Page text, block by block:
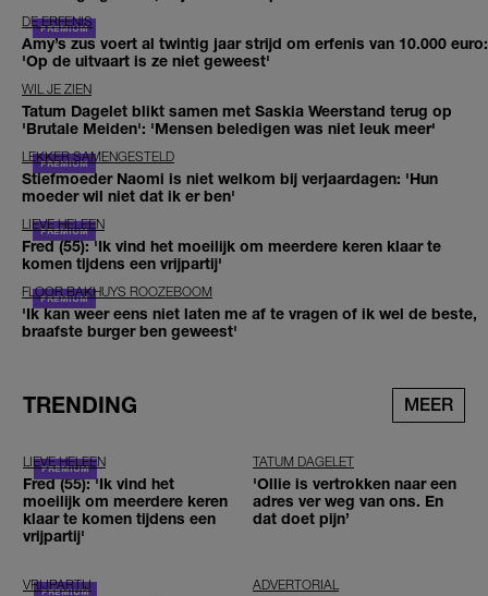
DE ERFENIS
Amy’s zus voert al twintig jaar strijd om erfenis van 10.000 euro:
'Op de uitvaart is ze niet geweest'
WIL JE ZIEN
Tatum Dagelet blikt samen met Saskia Weerstand terug op
'Brutale Meiden': 'Mensen beledigen was niet leuk meer'
LEKKER SAMENGESTELD
Stiefmoeder Naomi is niet welkom bij verjaardagen: 'Hun
moeder wil niet dat ik er ben'
LIEVE HELEEN
Fred (55): 'Ik vind het moeilijk om meerdere keren klaar te
komen tijdens een vrijpartij'
FLOOR BAKHUYS ROOZEBOOM
'Ik kan weer eens niet laten me af te vragen of ik wel de beste,
braafste burger ben geweest'
TRENDING MEER
LIEVE HELEEN
Fred (55): 'Ik vind het
moeilijk om meerdere keren
klaar te komen tijdens een
vrijpartij'
TATUM DAGELET
'Ollie is vertrokken naar een
adres ver weg van ons. En
dat doet pijn’
VRIJPARTIJ ADVERTORIAL